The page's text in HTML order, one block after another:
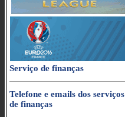
Serviço de finanças
Telefone e emails dos serviços
de finanças